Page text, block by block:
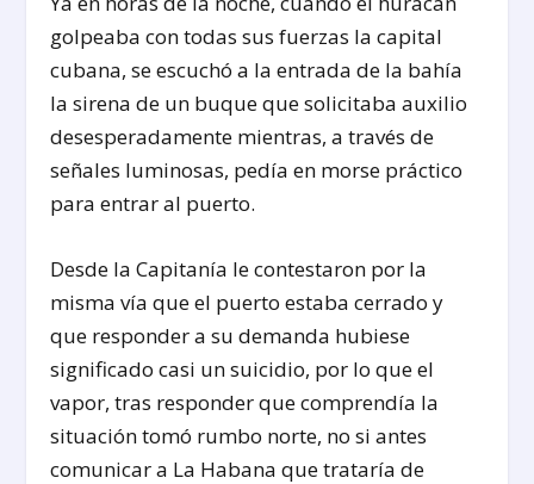
golpeaba con todas sus fuerzas la capital
cubana, se escuchó a la entrada de la bahía
la sirena de un buque que solicitaba auxilio
desesperadamente mientras, a través de
señales luminosas, pedía en morse práctico
para entrar al puerto.
Desde la Capitanía le contestaron por la
misma vía que el puerto estaba cerrado y
que responder a su demanda hubiese
significado casi un suicidio, por lo que el
vapor, tras responder que comprendía la
situación tomó rumbo norte, no si antes
comunicar a La Habana que trataría de